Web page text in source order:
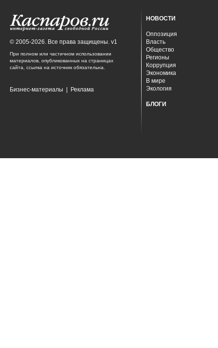
© 2005-2026. Все права защищены. v1
При полном или частичном использовании
материалов, опубликованных на страницах
сайта, ссылка на источник обязательна.
Бизнес-материалы Реклама
НОВОСТИ
Оппозиция
Власть
Общество
Регионы
Коррупция
Экономика
В мире
Экология
БЛОГИ